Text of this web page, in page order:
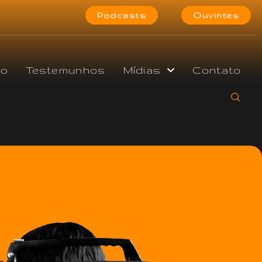
Podcasts Ouvintes
Testemunhos Mídias Contato